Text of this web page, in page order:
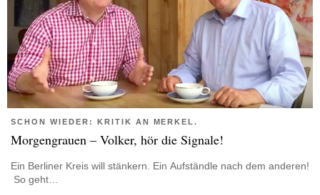
SCHON WIEDER: KRITIK AN MERKEL.
Morgengrauen – Volker, hör die Signale!
Ein Berliner Kreis will stänkern. Ein Aufständle nach dem anderen!
So geht…